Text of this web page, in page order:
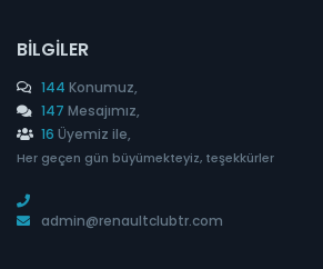
BILGILER
144 Konumuz,
147 Mesajımız,
16 Üyemiz ile,
Her geçen gün büyümekteyiz, teşekkürler
admin@renaultclubtr.com